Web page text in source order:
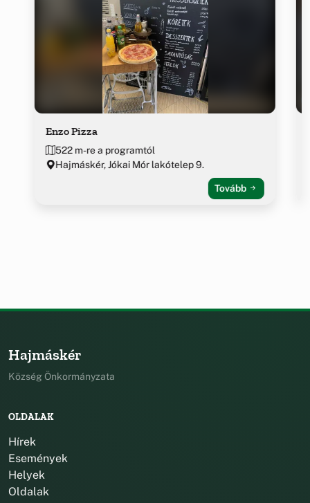
Enzo Pizza
522 m-re a programtól
Hajmáskér, Jókai Mór lakótelep 9.
Tovább
Hajmáskér
Község Önkormányzata
OLDALAK
Hírek
Események
Helyek
Oldalak